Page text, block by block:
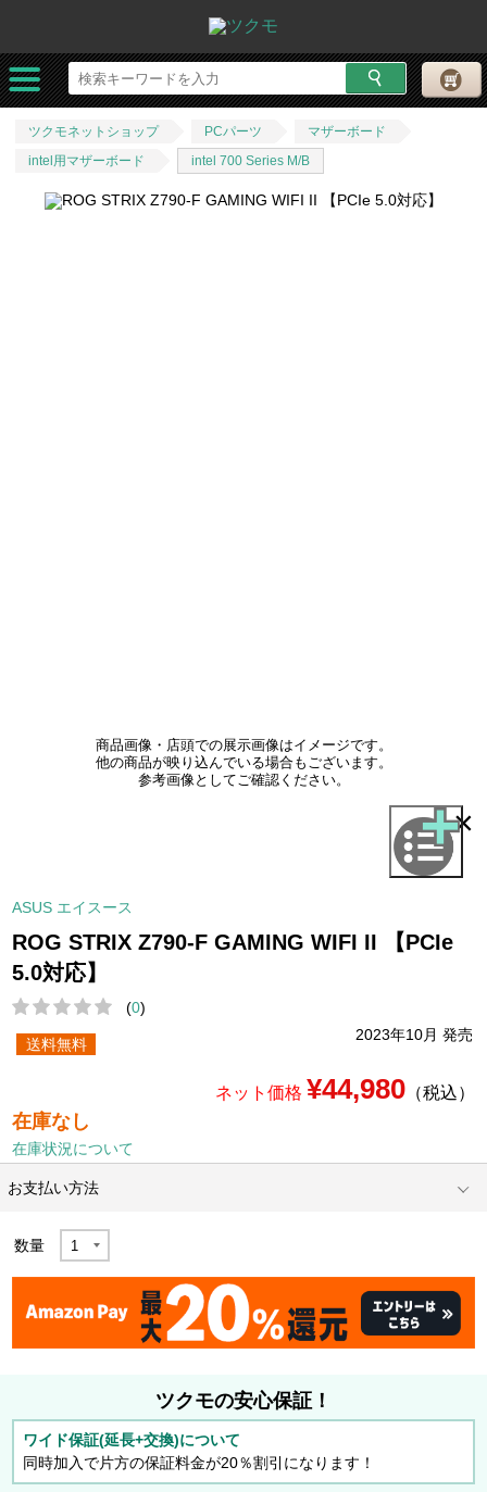
ツクモネットショップ PCパーツ
マザーボード
intel用マザーボード
intel 700 Series M/B
商品画像・店頭での展示画像はイメージです。
他の商品が映り込んでいる場合もございます。
参考画像としてご確認ください。
×
ASUS エイスース
ROG STRIX Z790-F GAMING WIFI II 【PCIe
5.0対応】
(0)
2023年10月 発売
送料無料
ネット価格 ¥44,980（税込）
在庫なし
在庫状況について
お支払い方法
数量
ツクモの安心保証！
ワイド保証(延長+交換)について
同時加入で片方の保証料金が20％割引になります！